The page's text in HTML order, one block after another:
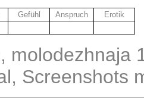
Gefühl Anspruch
Erotik
molodezhnaja
Screenshots